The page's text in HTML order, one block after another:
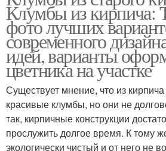
Клумбы из
фото лучших
современного
идей, варианты
цветника на участке
Существует мнение, что из
красивые клумбы, но они не
так, кирпичные конструкции
прослужить долгое время. К тому
экологически чистый и от него не